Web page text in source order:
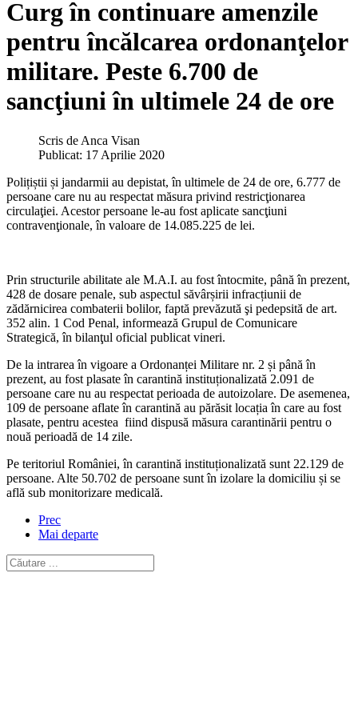
Curg în continuare amenzile
pentru încălcarea ordonanţelor
militare. Peste 6.700 de
sancţiuni în ultimele 24 de ore
Scris de Anca Visan
Publicat: 17 Aprilie 2020
Polițiștii și jandarmii au depistat, în ultimele de 24 de ore, 6.777 de
persoane care nu au respectat măsura privind restricţionarea
circulaţiei. Acestor persoane le-au fost aplicate sancţiuni
contravenţionale, în valoare de 14.085.225 de lei.
Prin structurile abilitate ale M.A.I. au fost întocmite, până în prezent,
428 de dosare penale, sub aspectul săvârșirii infracțiunii de
zădărnicirea combaterii bolilor, faptă prevăzută şi pedepsită de art.
352 alin. 1 Cod Penal, informează Grupul de Comunicare
Strategică, în bilanţul oficial publicat vineri.
De la intrarea în vigoare a Ordonanței Militare nr. 2 și până în
prezent, au fost plasate în carantină instituționalizată 2.091 de
persoane care nu au respectat perioada de autoizolare. De asemenea,
109 de persoane aflate în carantină au părăsit locația în care au fost
plasate, pentru acestea fiind dispusă măsura carantinării pentru o
nouă perioadă de 14 zile.
Pe teritoriul României, în carantină instituționalizată sunt 22.129 de
persoane. Alte 50.702 de persoane sunt în izolare la domiciliu și se
află sub monitorizare medicală.
Prec
Mai departe